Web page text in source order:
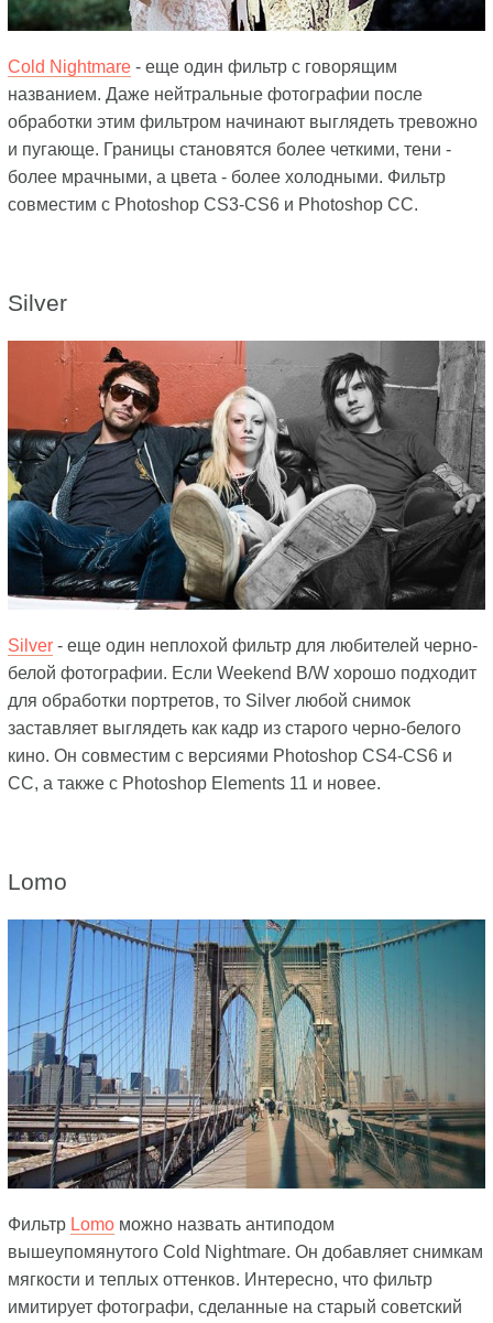
Cold Nightmare- еще один фильтр с говорящим
названием. Даже нейтральные фотографии после
обработки этим фильтром начинают выглядеть тревожно
и пугающе. Границы становятся более четкими, тени -
более мрачными, а цвета - более холодными. Фильтр
совместим с Photoshop CS3-CS6 и Photoshop CC.
Silver
Silver- еще один неплохой фильтр для любителей черно-
белой фотографии. Если Weekend B/W хорошо подходит
для обработки портретов, то Silver любой снимок
заставляет выглядеть как кадр из старого черно-белого
кино. Он совместим с версиями Photoshop CS4-CS6 и
CC, а также с Photoshop Elements 11 и новее.
Lomo
Фильтр Lomoможно назвать антиподом
вышеупомянутого Cold Nightmare. Он добавляет снимкам
мягкости и теплых оттенков. Интересно, что фильтр
имитирует фотографи, сделанные на старый советский